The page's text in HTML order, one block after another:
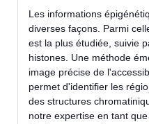
Les informations
diverses façons. Parmi
est la plus étudiée, suivie
histones. Une méthode
image précise de
permet d'identifier les
des structures
notre expertise en tant